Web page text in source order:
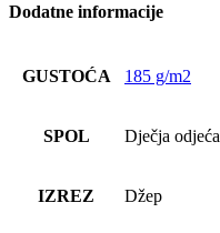
Dodatne informacije
GUSTOĆA 185 g/m2
SPOL Dječja odjeća
IZREZ Džep